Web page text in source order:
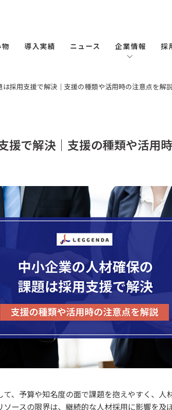
導入実績 ニュース 企業情報 採
採用支援で解決｜支援の種類や活用時の注意点を解
援で解決｜支援の種類や活用
、予算や知名度の面で課題を抱えやすく、人
ースの限界は、継続的な人材採用に影響を及